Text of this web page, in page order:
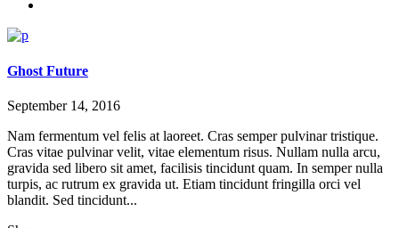
Ghost Future
September 14, 2016
Nam fermentum vel felis at laoreet. Cras semper pulvinar tristique.
Cras vitae pulvinar velit, vitae elementum risus. Nullam nulla arcu,
gravida sed libero sit amet, facilisis tincidunt quam. In semper nulla
turpis, ac rutrum ex gravida ut. Etiam tincidunt fringilla orci vel
blandit. Sed tincidunt...